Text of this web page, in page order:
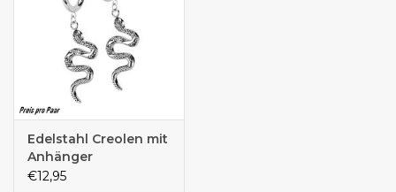
Edelstahl Creolen mit
Anhänger
€12,95